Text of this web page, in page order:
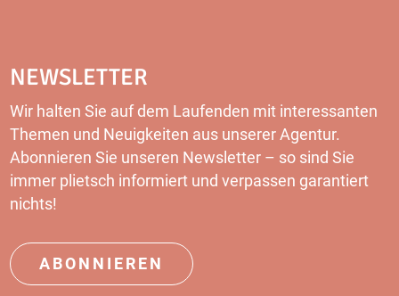
NEWSLETTER
Wir halten Sie auf dem Laufenden mit interessanten
Themen und Neuigkeiten aus unserer Agentur.
Abonnieren Sie unseren Newsletter – so sind Sie
immer plietsch informiert und verpassen garantiert
nichts!
ABONNIEREN